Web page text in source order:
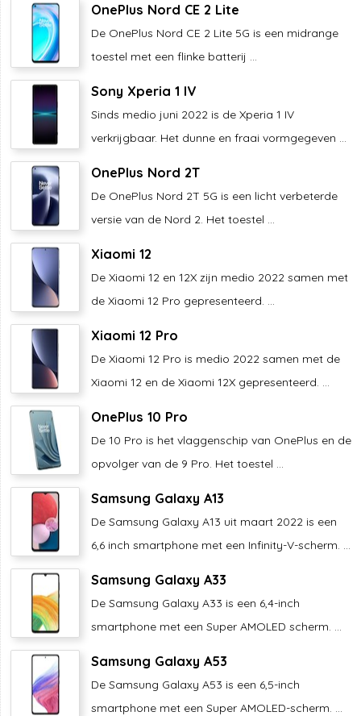
OnePlus Nord CE 2 Lite
De OnePlus Nord CE 2 Lite 5G is een midrange
toestel met een flinke batterij ...
Sony Xperia 1 IV
Sinds medio juni 2022 is de Xperia 1 IV
verkrijgbaar. Het dunne en fraai vormgegeven ...
OnePlus Nord 2T
De OnePlus Nord 2T 5G is een licht verbeterde
versie van de Nord 2. Het toestel ...
Xiaomi 12
De Xiaomi 12 en 12X zijn medio 2022 samen met
de Xiaomi 12 Pro gepresenteerd. ...
Xiaomi 12 Pro
De Xiaomi 12 Pro is medio 2022 samen met de
Xiaomi 12 en de Xiaomi 12X gepresenteerd. ...
OnePlus 10 Pro
De 10 Pro is het vlaggenschip van OnePlus en de
opvolger van de 9 Pro. Het toestel ...
Samsung Galaxy A13
De Samsung Galaxy A13 uit maart 2022 is een
6,6 inch smartphone met een Infinity-V-scherm. ...
Samsung Galaxy A33
De Samsung Galaxy A33 is een 6,4-inch
smartphone met een Super AMOLED scherm. ...
Samsung Galaxy A53
De Samsung Galaxy A53 is een 6,5-inch
smartphone met een Super AMOLED-scherm. ...